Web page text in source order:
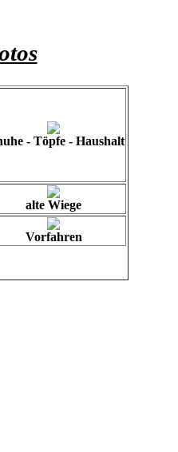
- Töpfe - Haushalt
alte Wiege
Vorfahren